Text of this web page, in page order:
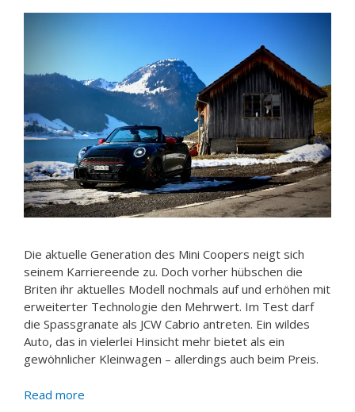
Die aktuelle Generation des Mini Coopers neigt sich
seinem Karriereende zu. Doch vorher hübschen die
Briten ihr aktuelles Modell nochmals auf und erhöhen mit
erweiterter Technologie den Mehrwert. Im Test darf
die Spassgranate als JCW Cabrio antreten. Ein wildes
Auto, das in vielerlei Hinsicht mehr bietet als ein
gewöhnlicher Kleinwagen – allerdings auch beim Preis.
Read more